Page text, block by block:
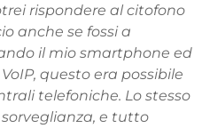
rispondere al citofono
anche se fossi a
il mio smartphone ed
questo era possibile
telefoniche. Lo stesso
e tutto